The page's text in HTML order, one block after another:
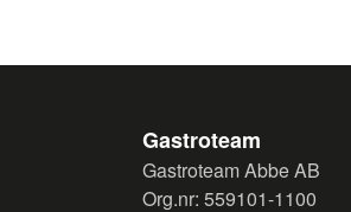
Gastroteam
Gastroteam Abbe AB
Org.nr: 559101-1100